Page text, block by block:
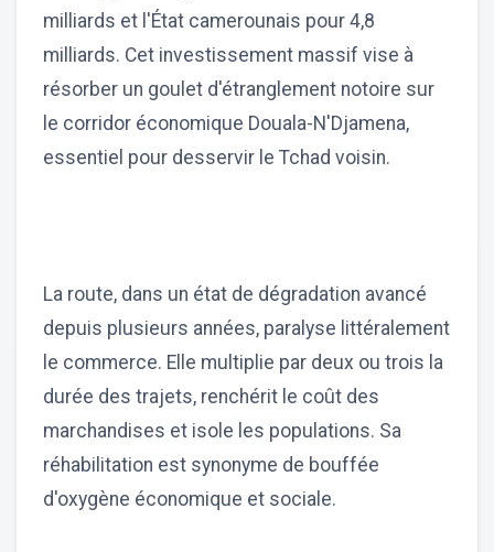
milliards et l'État camerounais pour 4,8
milliards. Cet investissement massif vise à
résorber un goulet d'étranglement notoire sur
le corridor économique Douala-N'Djamena,
essentiel pour desservir le Tchad voisin.
La route, dans un état de dégradation avancé
depuis plusieurs années, paralyse littéralement
le commerce. Elle multiplie par deux ou trois la
durée des trajets, renchérit le coût des
marchandises et isole les populations. Sa
réhabilitation est synonyme de bouffée
d'oxygène économique et sociale.